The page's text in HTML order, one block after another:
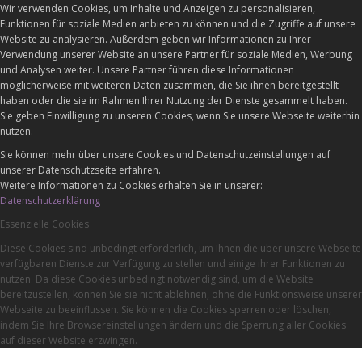
Wir verwenden Cookies, um Inhalte und Anzeigen zu personalisieren,
Funktionen für soziale Medien anbieten zu können und die Zugriffe auf unsere
Website zu analysieren. Außerdem geben wir Informationen zu Ihrer
Verwendung unserer Website an unsere Partner für soziale Medien, Werbung
und Analysen weiter. Unsere Partner führen diese Informationen
möglicherweise mit weiteren Daten zusammen, die Sie ihnen bereitgestellt
haben oder die sie im Rahmen Ihrer Nutzung der Dienste gesammelt haben.
Sie geben Einwilligung zu unseren Cookies, wenn Sie unsere Webseite weiterhin
nutzen.
Sie können mehr über unsere Cookies und Datenschutzeinstellungen auf
unserer Datenschutzseite erfahren.
Weitere Informationen zu Cookies erhalten Sie in unserer:
Datenschutzerklärung
Essenzielle Cookies
Diese Cookies sind unbedingt erforderlich, um Ihnen die über unsere Webseite
verfügbaren Dienste zur Verfügung zu stellen und einige ihrer Funktionen zu
nutzen. Da diese Cookies unbedingt notwendig sind, um die Website
bereitzustellen, können Sie sie nicht ablehnen, ohne die Funktionsweise unserer
Webseite zu beeinflussen. Sie können die Cookies sperren oder löschen,
indem Sie Ihre Browsereinstellungen ändern und die Sperrung aller Cookies
auf dieser Website erzwingen.